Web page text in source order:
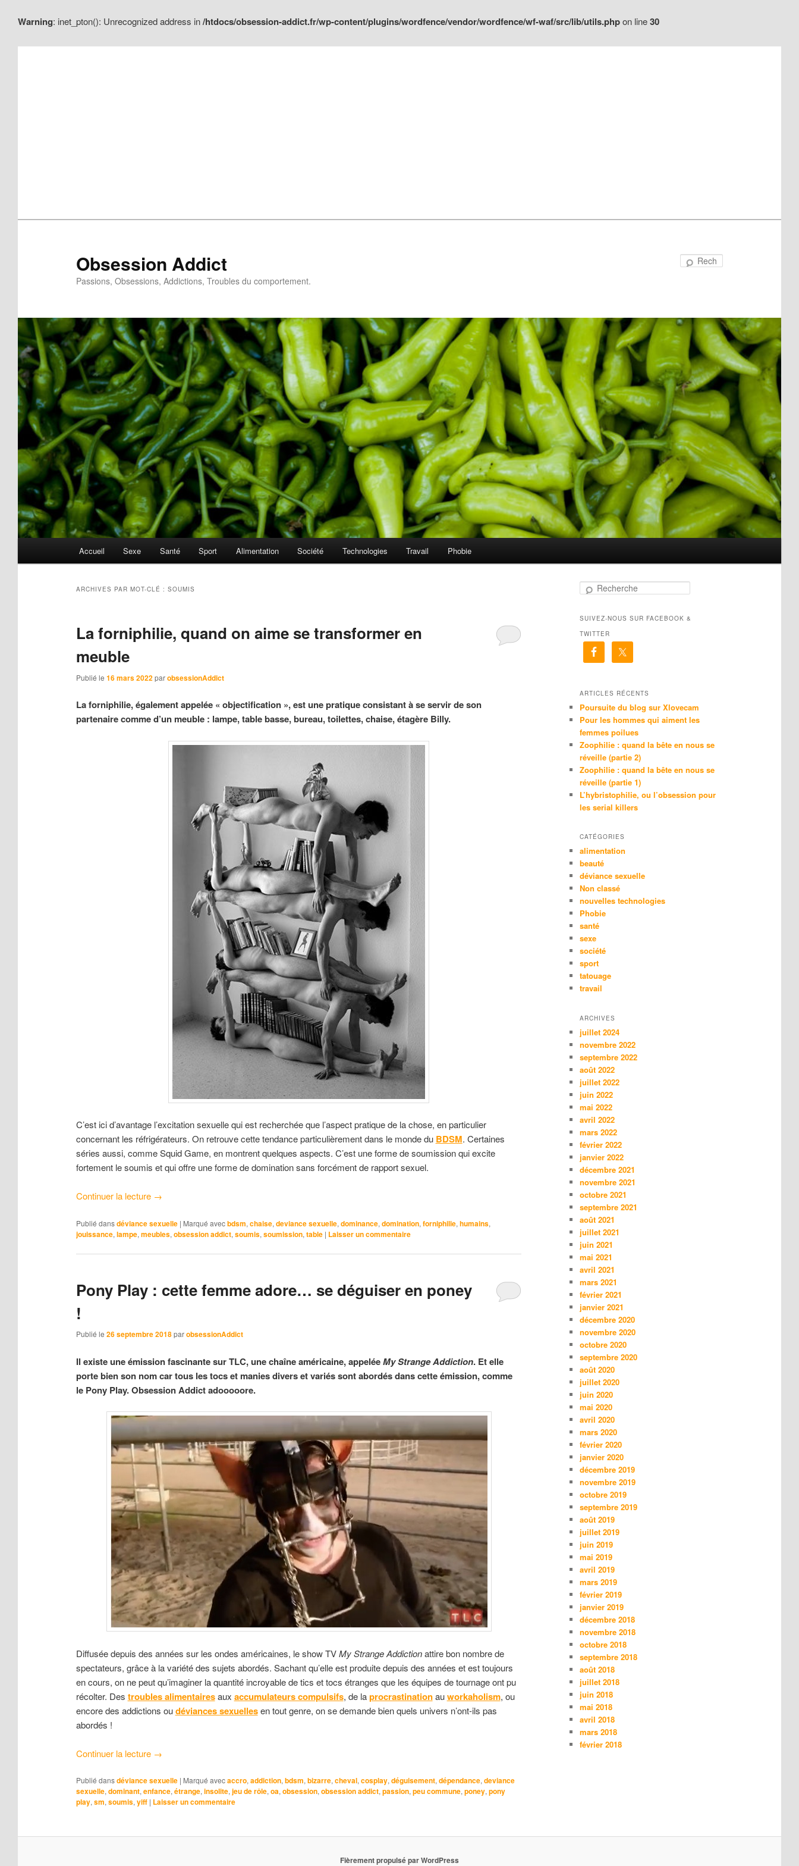
Warning: inet_pton(): Unrecognized address in/htdocs/obsession-addict.fr/wp-content/plugins/wordfence/vendor/wordfence/wf-waf/src/lib/utils.phpon line30
au
au
Obsession Addict
Passions, Obsessions, Addictions, Troubles du comportement.
Accueil Sexe Santé Sport Alimentation Société Technologies Travail Phobie
ARCHIVES PAR MOT-CLÉ : SOUMIS
La forniphilie, quand on aime se transformer en
meuble
Publié le 16 mars 2022 parobsessionAddict
La forniphilie, également appelée « objectification », est une pratique consistant à se servir de son
partenaire comme d’un meuble : lampe, table basse, bureau, toilettes, chaise, étagère Billy.
C’est ici d’avantage l’excitation sexuelle qui est recherchée que l’aspect pratique de la chose, en particulier
concernant les réfrigérateurs. On retrouve cette tendance particulièrement dans le monde du BDSM. Certaines
séries aussi, comme Squid Game, en montrent quelques aspects. C’est une forme de soumission qui excite
fortement le soumis et qui offre une forme de domination sans forcément de rapport sexuel.
Continuer la lecture →
Publié dans déviance sexuelle | Marqué avec bdsm, chaise, deviance sexuelle, dominance, domination, forniphilie, humains,
jouissance, lampe, meubles, obsession addict, soumis, soumission, table | Laisser un commentaire
Pony Play : cette femme adore… se déguiser en poney
!
Publié le 26 septembre 2018 parobsessionAddict
Il existe une émission fascinante sur TLC, une chaîne américaine, appeléeMy Strange Addiction. Et elle
porte bien son nom car tous les tocs et manies divers et variés sont abordés dans cette émission, comme
le Pony Play. Obsession Addict adooooore.
Diffusée depuis des années sur les ondes américaines, le show TVMy Strange Addictionattire bon nombre de
spectateurs, grâce à la variété des sujets abordés. Sachant qu’elle est produite depuis des années et est toujours
en cours, on ne peut qu’imaginer la quantité incroyable de tics et tocs étranges que les équipes de tournage ont pu
récolter. Des troubles alimentairesaux accumulateurs compulsifs, de laprocrastinationauworkaholism, ou
encore des addictions oudéviances sexuellesen tout genre, on se demande bien quels univers n’ont-ils pas
abordés !
Continuer la lecture →
Publié dans déviance sexuelle | Marqué avec accro, addiction, bdsm, bizarre, cheval, cosplay, déguisement, dépendance, deviance
sexuelle, dominant, enfance, étrange, insolite, jeu de rôle, oa, obsession, obsession addict, passion, peu commune, poney, pony
play, sm, soumis, yiff | Laisser un commentaire
h
e
h
SUIVEZ-NOUS SUR FACEBOOK &
TWITTER
ARTICLES RÉCENTS
Poursuite du blog sur Xlovecam
Pour les hommes qui aiment les
femmes poilues
Zoophilie : quand la bête en nous se
réveille (partie 2)
Zoophilie : quand la bête en nous se
réveille (partie 1)
L’hybristophilie, ou l’obsession pour
les serial killers
CATÉGORIES
alimentation
beauté
déviance sexuelle
Non classé
nouvelles technologies
Phobie
santé
sexe
société
sport
tatouage
travail
ARCHIVES
juillet 2024
novembre 2022
septembre 2022
août 2022
juillet 2022
juin 2022
mai 2022
avril 2022
mars 2022
février 2022
janvier 2022
décembre 2021
novembre 2021
octobre 2021
septembre 2021
août 2021
juillet 2021
juin 2021
mai 2021
avril 2021
mars 2021
février 2021
janvier 2021
décembre 2020
novembre 2020
octobre 2020
septembre 2020
août 2020
juillet 2020
juin 2020
mai 2020
avril 2020
mars 2020
février 2020
janvier 2020
décembre 2019
novembre 2019
octobre 2019
septembre 2019
août 2019
juillet 2019
juin 2019
mai 2019
avril 2019
mars 2019
février 2019
janvier 2019
décembre 2018
novembre 2018
octobre 2018
septembre 2018
août 2018
juillet 2018
juin 2018
mai 2018
avril 2018
mars 2018
février 2018
Fièrement propulsé par WordPress